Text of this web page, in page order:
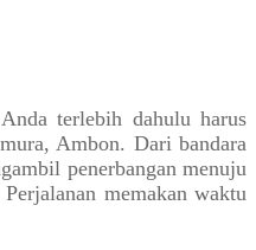
terlebih dahulu harus
Ambon. Dari bandara
penerbangan menuju
memakan waktu